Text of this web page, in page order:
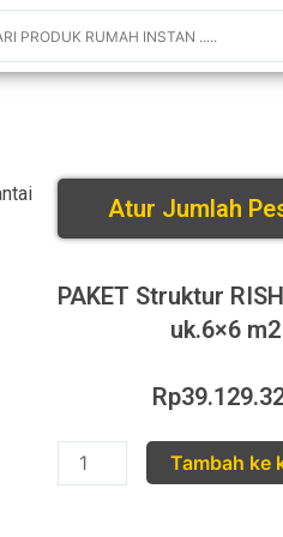
Atur Jumlah
PAKET Struktur
uk.6×6 m2
Rp
Tambah ke